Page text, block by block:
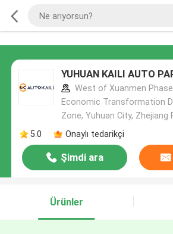
YUHUAN KAILI AUTO
West of Xuanmen
Economic Transformation
Zone, Yuhuan City, Zhejiang
5.0
Onaylı tedarikçi
Şimdi ara
Ürünler